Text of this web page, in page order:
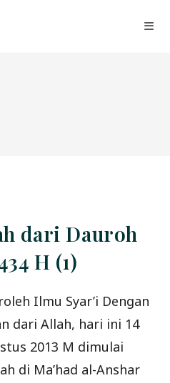
dari Dauroh
H (1)
Ilmu Syar’i Dengan
dari Allah, hari ini 14
2013 M dimulai
di Ma’had al-Anshar